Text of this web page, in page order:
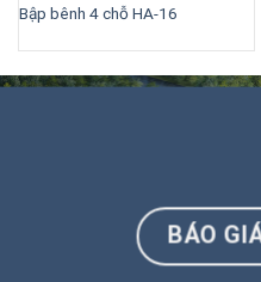
Bập bênh 4 chỗ HA-16
BÁO